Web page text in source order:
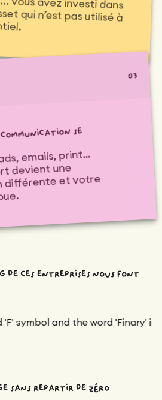
03
se
emails, print…
devient une
et votre
de ces entreprises nous font
sans repartir de zéro